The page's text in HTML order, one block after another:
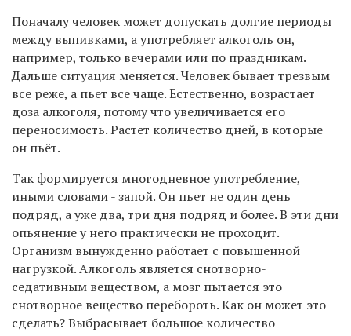
Поначалу человек может допускать долгие периоды
между выпивками, а употребляет алкоголь он,
например, только вечерами или по праздникам.
Дальше ситуация меняется. Человек бывает трезвым
все реже, а пьет все чаще. Естественно, возрастает
доза алкоголя, потому что увеличивается его
переносимость. Растет количество дней, в которые
он пьёт.
Так формируется многодневное употребление,
иными словами - запой. Он пьет не один день
подряд, а уже два, три дня подряд и более. В эти дни
опьянение у него практически не проходит.
Организм вынужденно работает с повышенной
нагрузкой. Алкоголь является снотворно-
седативным веществом, а мозг пытается это
снотворное вещество перебороть. Как он может это
сделать? Выбрасывает большое количество